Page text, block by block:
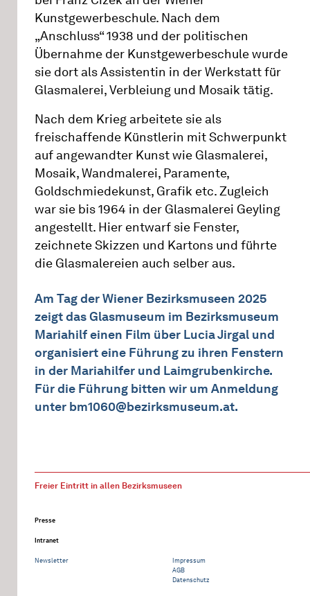
Kunstgewerbeschule. Nach dem
„Anschluss“ 1938 und der politischen
Übernahme der Kunstgewerbeschule wurde
sie dort als Assistentin in der Werkstatt für
Glasmalerei, Verbleiung und Mosaik tätig.
Nach dem Krieg arbeitete sie als
freischaffende Künstlerin mit Schwerpunkt
auf angewandter Kunst wie Glasmalerei,
Mosaik, Wandmalerei, Paramente,
Goldschmiedekunst, Grafik etc. Zugleich
war sie bis 1964 in der Glasmalerei Geyling
angestellt. Hier entwarf sie Fenster,
zeichnete Skizzen und Kartons und führte
die Glasmalereien auch selber aus.
Am Tag der Wiener Bezirksmuseen 2025
zeigt das Glasmuseum im Bezirksmuseum
Mariahilf einen Film über Lucia Jirgal und
organisiert eine Führung zu ihren Fenstern
in der Mariahilfer und Laimgrubenkirche.
Für die Führung bitten wir um Anmeldung
unter bm1060@bezirksmuseum.at.
Freier Eintritt in allen Bezirksmuseen
Presse
Intranet
Newsletter
Impressum
AGB
Datenschutz